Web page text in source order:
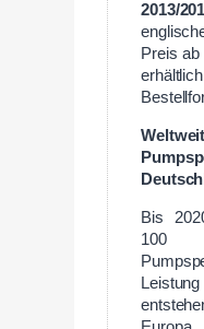
2013/
Preis
Bis